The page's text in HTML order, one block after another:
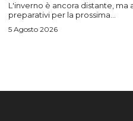
L'inverno è ancora distante, ma
preparativi per la prossima...
5 Agosto 2026